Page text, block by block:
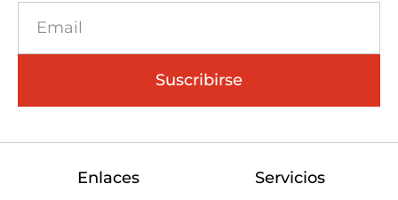
Suscribirse
Enlaces Servicios